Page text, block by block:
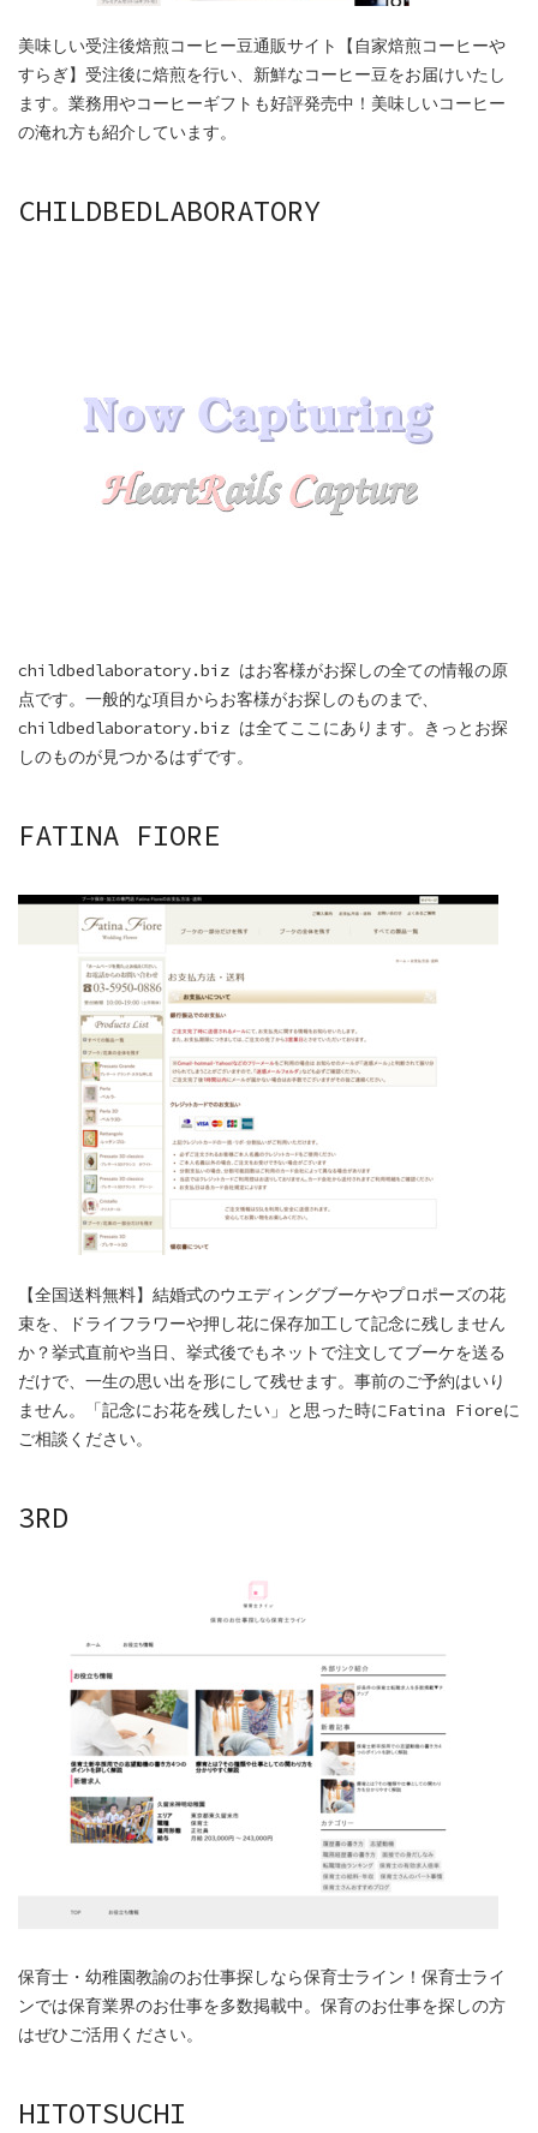
美味しい受注後焙煎コーヒー豆通販サイト【自家焙煎コーヒーや
すらぎ】受注後に焙煎を行い、新鮮なコーヒー豆をお届けいたし
ます。業務用やコーヒーギフトも好評発売中！美味しいコーヒー
の淹れ方も紹介しています。
CHILDBEDLABORATORY
childbedlaboratory.biz はお客様がお探しの全ての情報の原
点です。一般的な項目からお客様がお探しのものまで、
childbedlaboratory.biz は全てここにあります。きっとお探
しのものが見つかるはずです。
FATINA FIORE
【全国送料無料】結婚式のウエディングブーケやプロポーズの花
束を、ドライフラワーや押し花に保存加工して記念に残しません
か？挙式直前や当日、挙式後でもネットで注文してブーケを送る
だけで、一生の思い出を形にして残せます。事前のご予約はいり
ません。「記念にお花を残したい」と思った時にFatina Fioreに
ご相談ください。
3RD
保育士・幼稚園教諭のお仕事探しなら保育士ライン！保育士ライ
ンでは保育業界のお仕事を多数掲載中。保育のお仕事を探しの方
はぜひご活用ください。
HITOTSUCHI